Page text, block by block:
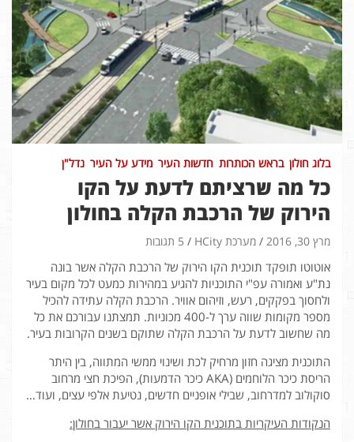
בלוג חולון בראש הכותרות חדשות העיר מידע על העיר נדל"ן
כל מה שרציתם לדעת על הקו
הירוק של הרכבת הקלה בחולון
מרץ 30, 2016 מערכת HCity 5 תגובות
אוטוטו תופקד תוכנית הקו הירוק של הרכבת הקלה אשר בונה
נת"ע ואמורה עפ"י התוכניות להגיע במהירות כמעט לכל מקום בעיר
ולחסוך בפקקים, רעש, וזיהום אוויר. הרכבת הקלה עתידה להכיל
מספר מקומות שווה ערך ל-400 מכוניות. תמצתנו עבורכם את כל
מה שחשוב לדעת על הרכבת הקלה שתוקם בשנים הקרובות בעיר.
התוכנית מציגה חזון מרחיק לכת ושינוי ממשי המתווה, בין היתר
הריסת כיכר הלוחמים (AKA כיכר הדמעות), הפיכת חצי מרחוב
סוקולוב למדרחוב, שבילי אופניים חדשים, נטיעת אלפי עצים, ועוד…
הנקודות העיקריות בתוכנית הקו הירוק אשר יעבור בחולון: